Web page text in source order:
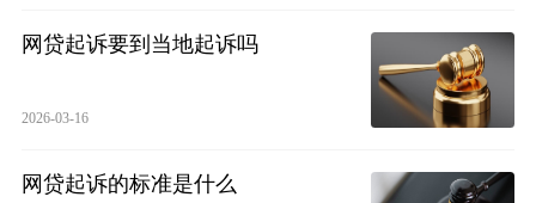
网贷起诉要到当地起诉吗
2026-03-16
网贷起诉的标准是什么